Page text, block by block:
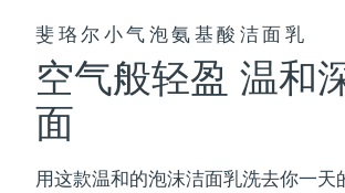
斐珞尔小气泡氨基酸洁面乳
空气般轻盈 温和
面
用这款温和的泡沫洁面乳洗去你一天